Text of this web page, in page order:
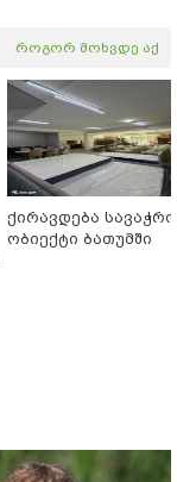
როგორ მოხვდე აქ
ქირავდება სავაჭრო
ობიექტი ბათუმში